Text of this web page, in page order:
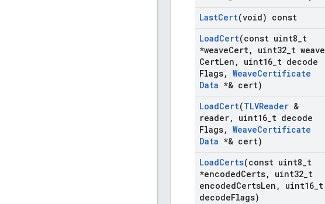
LastCert(void) const
LoadCert(const uint8 t
*weaveCert, uint32 t weave
CertLen , uint16 t decode
Flags, WeaveCertificate
Data *& cert)
LoadCert(TLVReader &
reader, uint16 t decode
Flags, WeaveCertificate
Data *& cert)
LoadCerts(const uint8 t
*encodedCerts, uint32 t
encodedCertsLen , uint16 t
decodeFlags)